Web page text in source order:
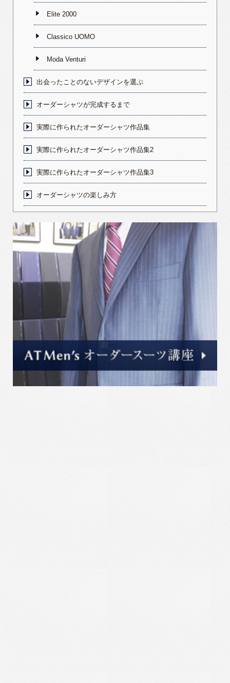
Elite 2000
Classico UOMO
Moda Venturi
出会ったことのないデザインを選ぶ
オーダーシャツが完成するまで
実際に作られたオーダーシャツ作品集
実際に作られたオーダーシャツ作品集2
実際に作られたオーダーシャツ作品集3
オーダーシャツの楽しみ方